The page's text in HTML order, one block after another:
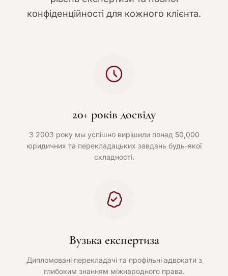
конфіденційності для кожного клієнта.
20+ років досвіду
З 2003 року мы успішно вирішили понад 50,000
юридичних та перекладацьких завдань будь-якої
складності.
Вузька експертиза
Дипломовані перекладачі та профільні адвокати з
глибоким знанням міжнародного права.